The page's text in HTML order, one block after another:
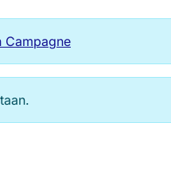
Campagne